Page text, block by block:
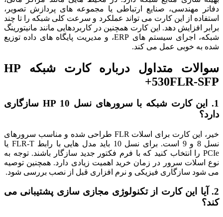
دفاتر مهندسی، صنایع ارتباطی یا مجموعه های پردازش تصویر،
استفاده از این کارت می تواند عملکرد و سرعت کلی شبکه را تا چند
برابر افزایش دهد. این کارت همچنین در کاربردهایی مانند مانیتورینگ
شبکه، اجرای سیستم های ERP، و مدیریت پایگاه های داده توزیع
شده به خوبی عمل می کند.
سوالات متداول درباره کارت شبکه HP
530FLR-SFP+
1. این کارت شبکه با سرورهای نسل 10 HP سازگاری
دارد؟
خیر، این کارت برای اسلات FLR طراحی شده و مناسب سرورهای
نسل 8 و 9 است. برای نسل 10 باید مدل هایی با رابط FLR-T یا
PCIe را انتخاب کنید که با فرم فکتور جدید سازگار باشند. توجه به
نوع اسلات سرور در زمان خرید اهمیت زیادی دارد. همچنین توصیه
می شود سازگاری فیزیکی و نرم افزاری قبل از نصب بررسی شود.
2. آیا این کارت از تکنولوژی مجازی سازی پشتیبانی می
کند؟